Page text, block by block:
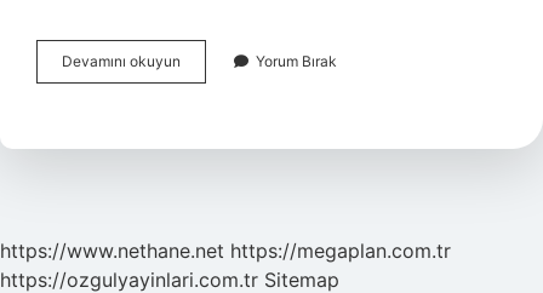
Devamını okuyun Tesbihte
Hitame
Yorum Bırak
https://www.nethane.net https://megaplan.com.tr
https://ozgulyayinlari.com.tr Sitemap